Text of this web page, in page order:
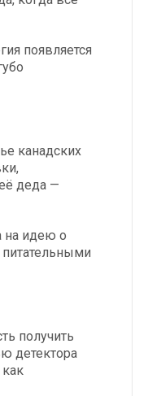
появляется
канадских
деда —
на идею о
получить
детектора